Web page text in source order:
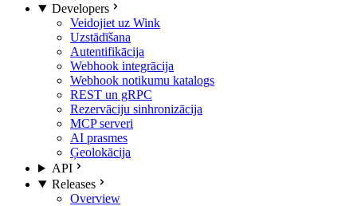
Developers
Veidojiet uz Wink
Uzstādīšana
Autentifikācija
Webhook integrācija
Webhook notikumu katalogs
REST un gRPC
Rezervāciju sinhronizācija
MCP serveri
AI prasmes
Ģeolokācija
API
Releases
Overview